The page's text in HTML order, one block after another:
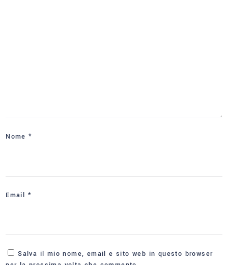
Nome*
Email *
Salva il mio nome, email e sito web in questo browser